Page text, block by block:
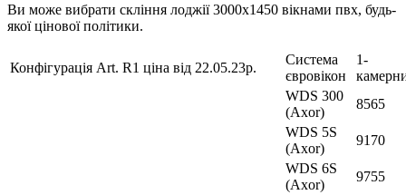
Ви може вибрати скління лоджії 3000х1450 вікнами пвх, будь-
якої цінової політики.
Конфігурація Art. R1 ціна від 22.05.23р.
Система
євровікон
1-
WDS 300
(Axor)
8565
WDS 5S
(Axor)
9170
WDS 6S
(Axor)
9755